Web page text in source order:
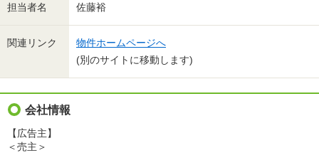
担当者名 佐藤裕
関連リンク
物件ホームページへ
(別のサイトに移動します)
会社情報
【広告主】
＜売主＞